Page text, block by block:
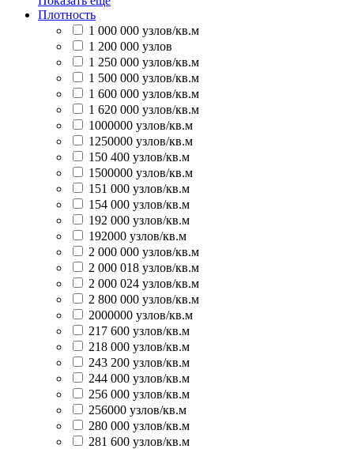
Плотность
1 000 000 узлов/кв.м
1 200 000 узлов
1 250 000 узлов/кв.м
1 500 000 узлов/кв.м
1 600 000 узлов/кв.м
1 620 000 узлов/кв.м
1000000 узлов/кв.м
1250000 узлов/кв.м
150 400 узлов/кв.м
1500000 узлов/кв.м
151 000 узлов/кв.м
154 000 узлов/кв.м
192 000 узлов/кв.м
192000 узлов/кв.м
2 000 000 узлов/кв.м
2 000 018 узлов/кв.м
2 000 024 узлов/кв.м
2 800 000 узлов/кв.м
2000000 узлов/кв.м
217 600 узлов/кв.м
218 000 узлов/кв.м
243 200 узлов/кв.м
244 000 узлов/кв.м
256 000 узлов/кв.м
256000 узлов/кв.м
280 000 узлов/кв.м
281 600 узлов/кв.м